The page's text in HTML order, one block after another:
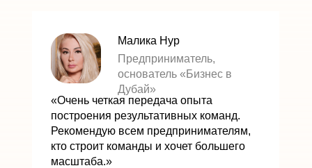
Предприниматель,
основатель «Бизнес в
Дубай»
«Очень четкая передача опыта
построения результативных команд.
Рекомендую всем предпринимателям,
кто строит команды и хочет большего
масштаба.»
Малика Нур